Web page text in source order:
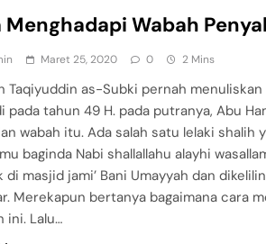
Menghadapi Wabah
Maret 25, 2020 0 2 Mins
Taqiyuddin as-Subki pernah menuliskan
pada tahun 49 H. pada putranya, Abu
wabah itu. Ada salah satu lelaki shalih
baginda Nabi shallallahu alayhi
di masjid jami’ Bani Umayyah dan
Merekapun bertanya bagaimana cara
ini. Lalu…